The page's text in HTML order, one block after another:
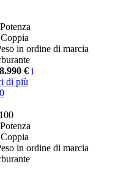
Potenza
Coppia
in ordine di marcia
€ i
di più
Potenza
Coppia
in ordine di marcia